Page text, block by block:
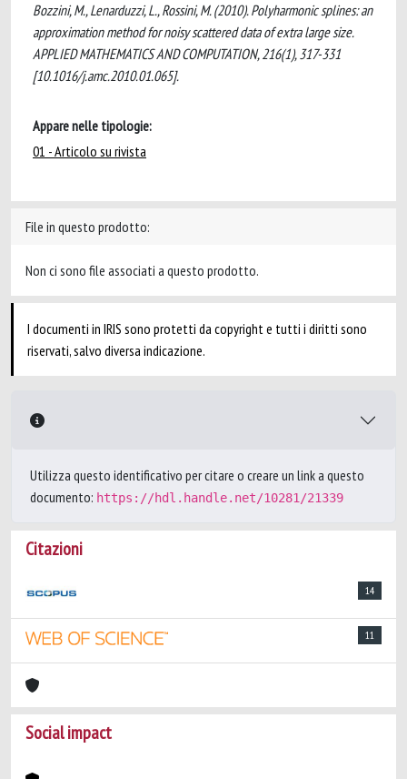
Bozzini, M., Lenarduzzi, L., Rossini, M. (2010). Polyharmonic splines: an
approximation method for noisy scattered data of extra large size.
APPLIED MATHEMATICS AND COMPUTATION, 216(1), 317-331
[10.1016/j.amc.2010.01.065].
Appare nelle tipologie:
01 - Articolo su rivista
File in questo prodotto:
Non ci sono file associati a questo prodotto.
I documenti in IRIS sono protetti da copyright e tutti i diritti sono
riservati, salvo diversa indicazione.
Utilizza questo identificativo per citare o creare un link a questo
documento: https://hdl.handle.net/10281/21339
Citazioni
14
11
Social impact